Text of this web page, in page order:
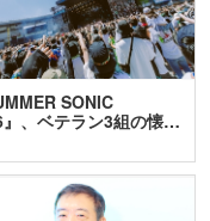
SONIC
、ベテラン3組の懐…